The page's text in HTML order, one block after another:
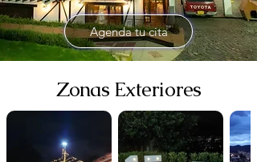
Agenda tu cita
Zonas Exteriores